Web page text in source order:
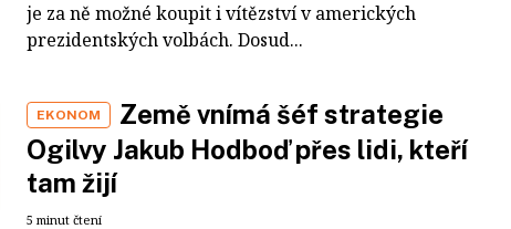
je za ně možné koupit i vítězství v amerických
prezidentských volbách. Dosud...
EKONOM
Země vnímá šéf strategie
Ogilvy Jakub Hodboď přes lidi, kteří
tam žijí
5 minut čtení